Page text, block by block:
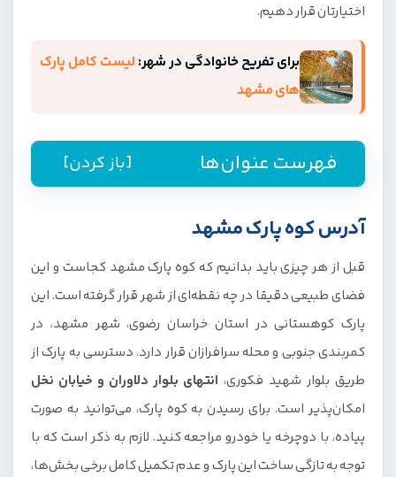
اختیارتان قرار دهیم.
برای تفریح خانوادگی در شهر: لیست کامل پارک
های مشهد
فهرست عنوان‌ها [باز کردن]
مسیر دسترسی به کوه پارک
فضای کوه پارک مشهد چگونه است؟
ساعت بازدید از کوه پارک مشهد
بهترین زمان بازدید از کوه پارک
جاهای دیدنی کوه پارک مشهد
آبشارهای مصنوعی
مسیر دوچرخه سواری کوه پارک مشهد
آدرس کوه پارک مشهد
قبل از هر چیزی باید بدانیم که کوه پارک مشهد کجاست و این
فضای طبیعی دقیقا در چه نقطه‌ای از شهر قرار گرفته است. این
پارک کوهستانی در استان خراسان رضوی، شهر مشهد، در
کمربندی جنوبی و محله سرافرازان قرار دارد. دسترسی به پارک از
طریق بلوار شهید فکوری، انتهای بلوار دلاوران و خیابان نخل
امکان‌پذیر است. برای رسیدن به کوه پارک، می‌توانید به صورت
پیاده، با دوچرخه یا خودرو مراجعه کنید. لازم به ذکر است که با
توجه به تازگی ساخت این پارک و عدم تکمیل کامل برخی بخش‌ها،